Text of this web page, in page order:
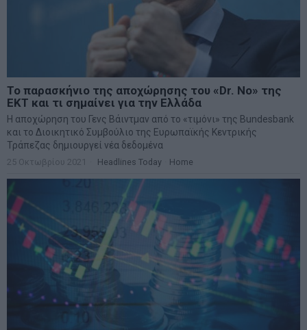
Το παρασκήνιο της αποχώρησης του «Dr. No» της
ΕΚΤ και τι σημαίνει για την Ελλάδα
Η αποχώρηση του Γενς Βάιντμαν από το «τιμόνι» της Bundesbank
και το Διοικητικό Συμβούλιο της Ευρωπαϊκής Κεντρικής
Τράπεζας δημιουργεί νέα δεδομένα
25 Οκτωβρίου 2021 Headlines Today Home